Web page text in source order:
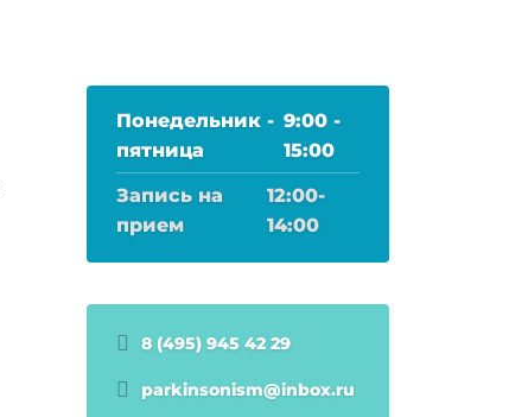
Понедельник -
пятница
9:00 -
15:00
Запись на
прием
12:00-
14:00
8 (495) 945 42 29
parkinsonism@inbox.ru